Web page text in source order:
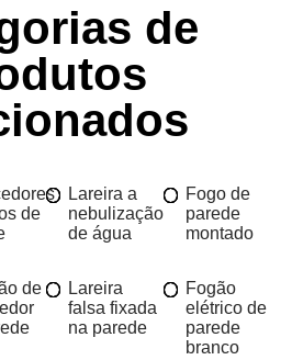
de
de
Lareira a
nebulização
de água
Fogo de
parede
montado
de
Lareira
falsa fixada
na parede
Fogão
elétrico de
parede
branco